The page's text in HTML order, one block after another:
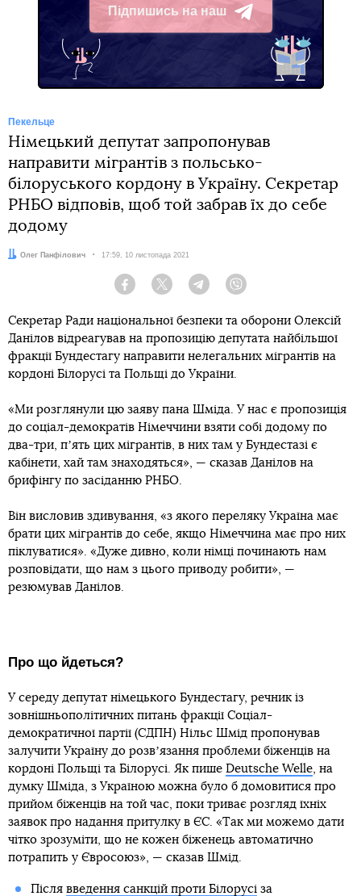
Підпишись на наш
Telegram
Пекельце
Німецький депутат запропонував
направити мігрантів з польсько-
білоруського кордону в Україну. Секретар
РНБО відповів, щоб той забрав їх до себе
додому
Автор:
Олег Панфілович Дата:
17:59, 10 листопада 2021
Facebook Twitter Telegram
Секретар Ради національної безпеки та оборони Олексій
Данілов відреагував на пропозицію депутата найбільшої
фракції Бундестагу направити нелегальних мігрантів на
кордоні Білорусі та Польщі до України.
«Ми розглянули цю заяву пана Шміда. У нас є пропозиція
до соціал-демократів Німеччини взяти собі додому по
два-три, пʼять цих мігрантів, в них там у Бундестазі є
кабінети, хай там знаходяться», — сказав Данілов на
брифінгу по засіданню РНБО.
Він висловив здивування, «з якого переляку Україна має
брати цих мігрантів до себе, якщо Німеччина має про них
піклуватися». «Дуже дивно, коли німці починають нам
розповідати, що нам з цього приводу робити», —
резюмував Данілов.
Про що йдеться?
У середу депутат німецького Бундестагу, речник із
зовнішньополітичних питань фракції Соціал-
демократичної партії (СДПН) Нільc Шмід пропонував
залучити Україну до розвʼязання проблеми біженців на
кордоні Польщі та Білорусі. Як пише Deutsche Welle, на
думку Шміда, з Україною можна було б домовитися про
прийом біженців на той час, поки триває розгляд їхніх
заявок про надання притулку в ЄС. «Так ми можемо дати
чітко зрозуміти, що не кожен біженець автоматично
потрапить у Євросоюз», — сказав Шмід.
Після введення санкцій проти Білорусіза